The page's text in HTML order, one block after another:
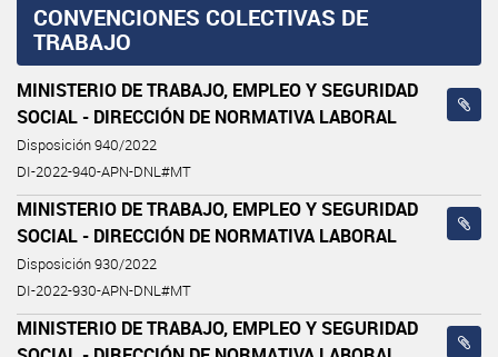
CONVENCIONES COLECTIVAS DE
TRABAJO
MINISTERIO DE TRABAJO, EMPLEO Y SEGURIDAD
SOCIAL - DIRECCIÓN DE NORMATIVA LABORAL
Disposición 940/2022
DI-2022-940-APN-DNL#MT
MINISTERIO DE TRABAJO, EMPLEO Y SEGURIDAD
SOCIAL - DIRECCIÓN DE NORMATIVA LABORAL
Disposición 930/2022
DI-2022-930-APN-DNL#MT
MINISTERIO DE TRABAJO, EMPLEO Y SEGURIDAD